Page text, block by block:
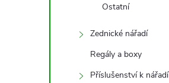
Ostatní
Zednické nářadí
Regály a boxy
Příslušenství k nářadí